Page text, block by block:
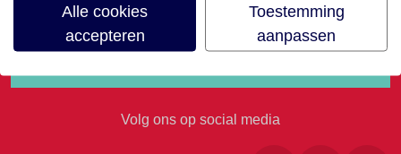
Volg ons op social media
Alle cookies
accepteren
Toestemming
aanpassen